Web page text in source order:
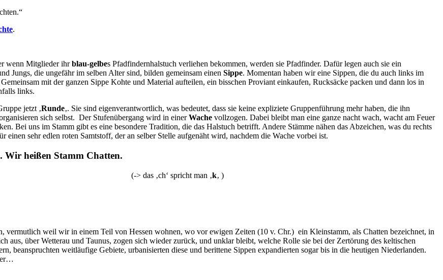
.
wenn Mitglieder ihrblau-gelbes Pfadfindernhalstuch verliehen bekommen, werden sie Pfadfinder. Dafür legen auch sie ein
Jungs, die ungefähr im selben Alter sind, bilden gemeinsam einen Sippe. Momentan haben wir eine Sippen, die du auch links im
mit der ganzen Sippe Kohte und Material aufteilen, ein bisschen Proviant einkaufen, Rucksäcke packen und dann los in
links.
jetzt ‚Runde‚. Sie sind eigenverantwortlich, was bedeutet, dass sie keine expliziete Gruppenführung mehr haben, die ihn
sich selbst. Der Stufenübergang wird in einerWache vollzogen. Dabei bleibt man eine ganze nacht wach, wacht am Feuer
Bei uns im Stamm gibt es eine besondere Tradition, die das Halstuch betrifft. Andere Stämme nähen das Abzeichen, was du rechts
sehr edlen roten Samtstoff, der an selber Stelle aufgenäht wird, nachdem die Wache vorbei ist.
Wir heißen Stamm Chatten.
(-> das ‚ch‘ spricht man ‚k‚ )
vermutlich weil wir in einem Teil von Hessen wohnen, wo vor ewigen Zeiten (10 v. Chr.) ein Kleinstamm, als Chatten bezeichnet, in
aus, über Wetterau und Taunus, zogen sich wieder zurück, und unklar bleibt, welche Rolle sie bei der Zertörung des keltischen
beanspruchten weitläufige Gebiete, urbanisierten diese und berittene Sippen expandierten sogar bis in die heutigen Niederlanden.